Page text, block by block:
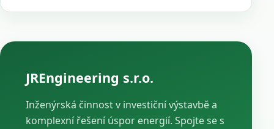
JREngineering s.r.o.
Inženýrská činnost v investiční výstavbě a
komplexní řešení úspor energií. Spojte se s